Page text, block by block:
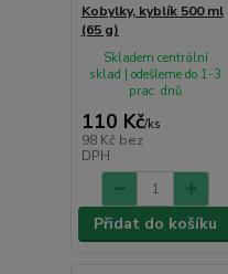
Kobylky, kyblík 500 ml
(65 g)
110 Kč/ks
98 Kč bez
DPH
Skladem centrální
sklad | odešleme do 1-3
prac. dnů
Přidat do košíku